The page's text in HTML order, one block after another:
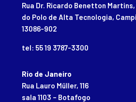
Rua Dr. Ricardo Benetton Martins,
do Polo de Alta Tecnologia,
13086-902
tel: 55 19 3787-3300
Rio de Janeiro
Rua Lauro Müller, 116
sala 1103 – Botafogo